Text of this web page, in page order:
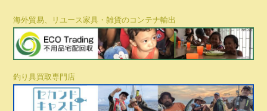
海外貿易、リユース家具・雑貨のコンテナ輸出
釣り具買取専門店